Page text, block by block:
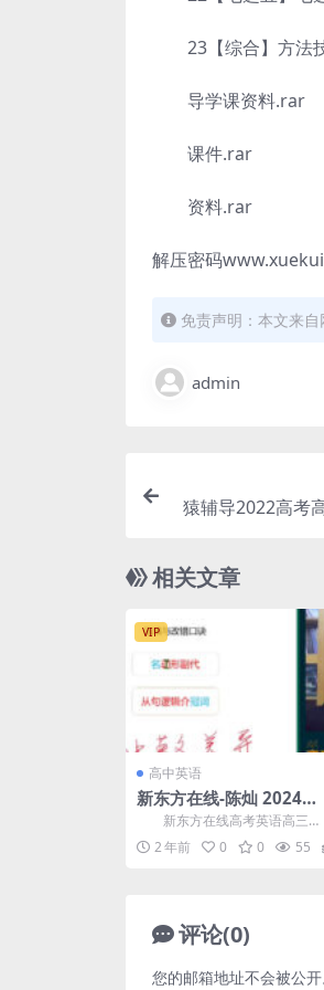
23【综合】方法
导学课资料.rar
课件.rar
资料.rar
解压密码
免责声明：本文来
admin
猿辅导2022高考
相关文章
VIP
高中英语
新东方在线-陈灿 2024届
高考高三英语2024寒假班
百度网盘分享
新东方在线高考英语高三英
语陈灿课程，VIP会员可通过网
转存下载或者在线播放...
2 年前 0 0 55
评论(0)
您的邮箱地址不会被公开